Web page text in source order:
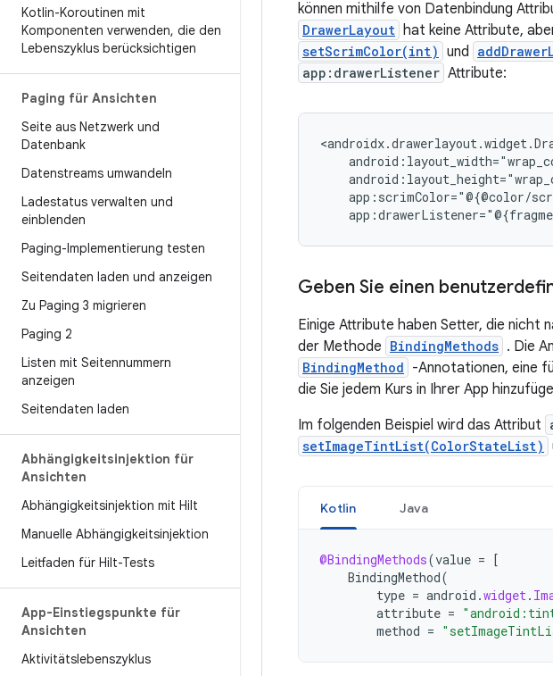
Kotlin-Koroutinen mit
Komponenten verwenden, die den
Lebenszyklus berücksichtigen
Paging für Ansichten
Seite aus Netzwerk und
Datenbank
Datenstreams umwandeln
Ladestatus verwalten und
einblenden
Paging-Implementierung testen
Seitendaten laden und anzeigen
Zu Paging 3 migrieren
Paging 2
Listen mit Seitennummern
anzeigen
Seitendaten laden
Abhängigkeitsinjektion für
Ansichten
Abhängigkeitsinjektion mit Hilt
Manuelle Abhängigkeitsinjektion
Leitfaden für Hilt-Tests
App-Einstiegspunkte für
Ansichten
Aktivitätslebenszyklus
können mithilfe von Datenbindung
DrawerLayout hat keine Attribute,
setScrimColor(int) und
app:drawerListener Attribute:
Geben Sie einen
Einige Attribute haben Setter, die nicht
der Methode BindingMethods . Die
BindingMethod -Annotationen, eine
die Sie jedem Kurs in Ihrer App
Im folgenden Beispiel wird das Attribut
setImageTintList(ColorStateList)
Kotlin Java
@BindingMethods(value = [
BindingMethod(
type = android .widget.
attribute =
method =